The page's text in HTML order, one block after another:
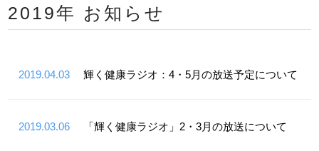
2019年 お知らせ
2019.04.03 輝く健康ラジオ：4・5月の放送予定について
2019.03.06 「輝く健康ラジオ」2・3月の放送について